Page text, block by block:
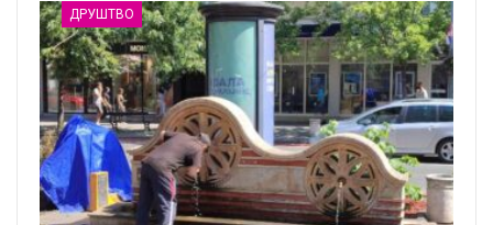
ДРУШТВО